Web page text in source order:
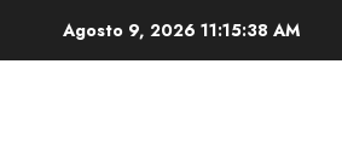
Agosto 9, 2026 11:15:39 AM